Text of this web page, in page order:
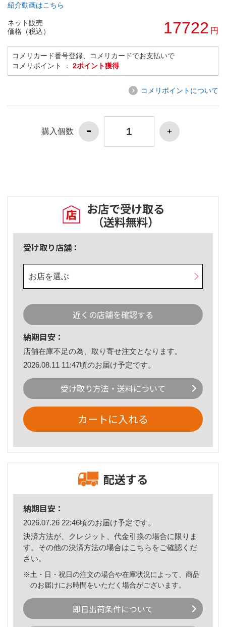
紹介動画はこちら
ネット販売
価格（税込）
17722 円
コメリカード番号登録、コメリカードでお支払いで
コメリポイント ： 2ポイント獲得
コメリポイントについて
購入個数
お店で受け取る
（送料無料）
受け取り店舗：
お店を選ぶ
近くの店舗を確認する
納期目安：
店舗在庫不足の為、取り寄せ注文となります。
2026.08.11 11:47頃のお届け予定です。
受け取り方法・送料について
カートに入れる
配送する
納期目安：
2026.07.26 22:46頃のお届け予定です。
決済方法が、クレジット、代金引換の場合に限りま
す。その他の決済方法の場合はこちら をご確認くだ
さい。
※土・日・祝日の注文の場合や在庫状況によって、商品
のお届けにお時間をいただく場合がございます。
即日出荷条件について